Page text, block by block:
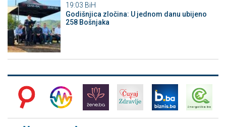
19:03 BiH
Godišnjica zločina: U jednom danu ubijeno
258 Bošnjaka